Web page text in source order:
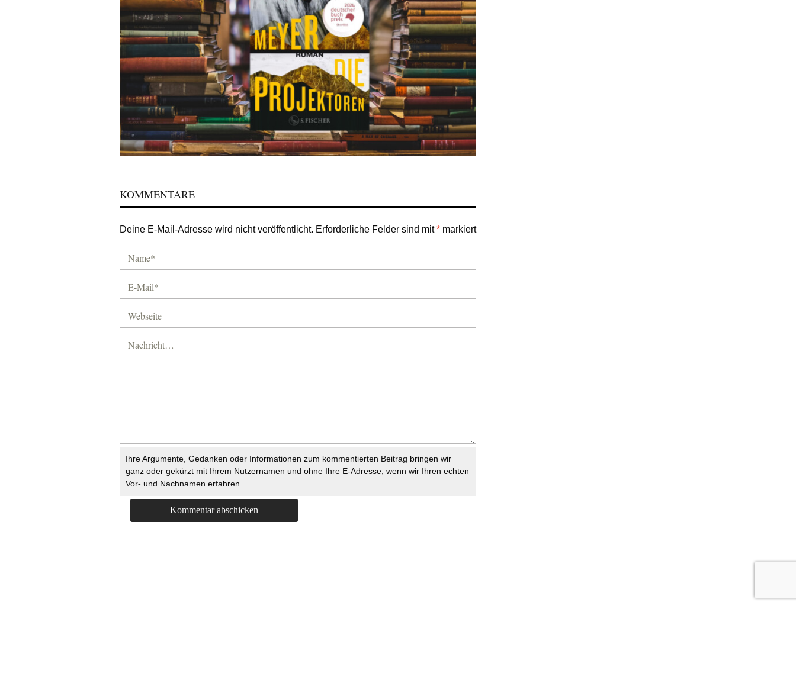
KOMMENTARE
Deine E-Mail-Adresse wird nicht veröffentlicht. Erforderliche Felder sind mit* markiert
Ihre Argumente, Gedanken oder Informationen zum kommentierten Beitrag bringen wir
ganz oder gekürzt mit Ihrem Nutzernamen und ohne Ihre E-Adresse, wenn wir Ihren echten
Vor- und Nachnamen erfahren.